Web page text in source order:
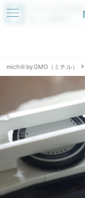
アプリでmichillが
michill byGMO（ミチル）